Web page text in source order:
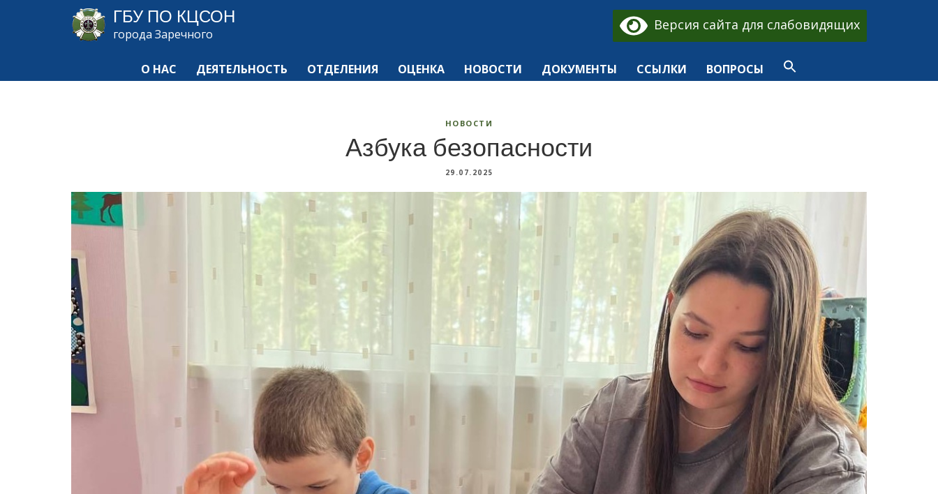
ГБУ ПО КЦСОН
города Заречного
Версия сайта для слабовидящих
О НАС ДЕЯТЕЛЬНОСТЬ ОТДЕЛЕНИЯ ОЦЕНКА НОВОСТИ ДОКУМЕНТЫ ССЫЛКИ ВОПРОСЫ
НОВОСТИ
Азбука безопасности
29.07.2025